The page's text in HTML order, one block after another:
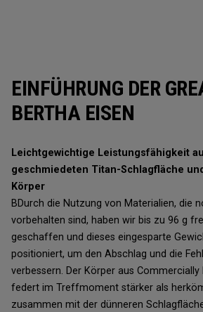
EINFÜHRUNG DER
BERTHA EISEN
Leichtgewichtige Leistungsfähigkeit
geschmiedeten Titan-Schlagfläche
Körper
BDurch die Nutzung von Materialien, die
vorbehalten sind, haben wir bis zu 96 g
geschaffen und dieses eingesparte
positioniert, um den Abschlag und die
verbessern. Der Körper aus Commercially
federt im Treffmoment stärker als
zusammen mit der dünneren